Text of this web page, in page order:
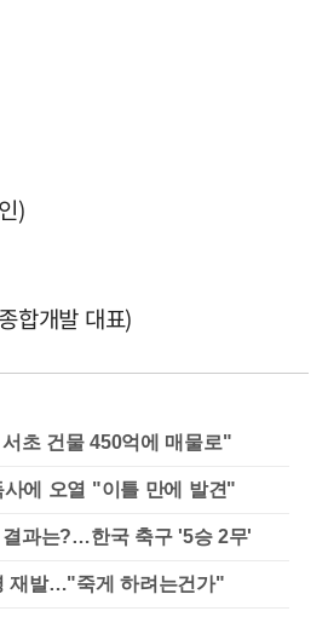
)
합개발 대표)
초 건물 450억에 매물로"
사에 오열 "이틀 만에 발견"
결과는?…한국 축구 '5승 2무'
재발…"죽게 하려는건가"